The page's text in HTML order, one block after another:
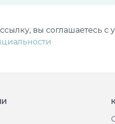
вы соглашаетесь с